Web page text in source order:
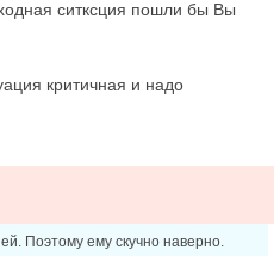
ситксция пошли бы Вы
критичная и надо
Поэтому ему скучно наверно.